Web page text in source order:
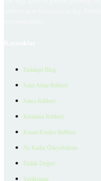
Emlakjet Blog
Satın Alma Rehberi
Satıcı Rehberi
Kiralama Rehberi
Konut Kredisi Rehberi
Ne Kadar Ödeyebilirim
Emlak Değeri
Verilerimiz